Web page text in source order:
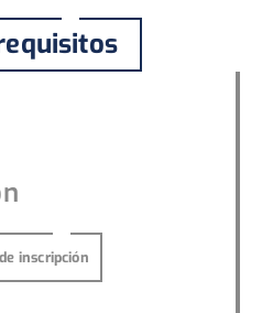
inscripción